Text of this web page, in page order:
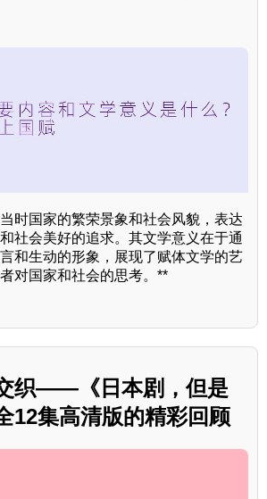
时国家的繁荣景象和社会风貌，表达
社会美好的追求。其文学意义在于通
和生动的形象，展现了赋体文学的艺
对国家和社会的思考。**
织——《日本剧，但是
12集高清版的精彩回顾